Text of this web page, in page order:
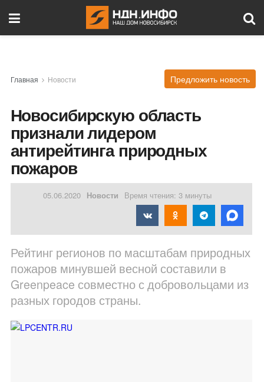
Главная Новости Предложить новость
Новосибирскую область
признали лидером
антирейтинга природных
пожаров
05.06.2020 Новости Время чтения: 3 минуты
Рейтинг регионов по масштабам природных
пожаров минувшей весной составили в
Greenpeace совместно с добровольцами из
разных городов страны.